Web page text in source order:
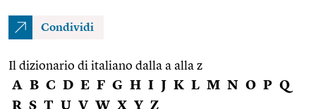
Condividi
Il dizionario di italiano dalla a alla z
A B C D E F G H I J K L M N O P Q
R S T U V W X Y Z